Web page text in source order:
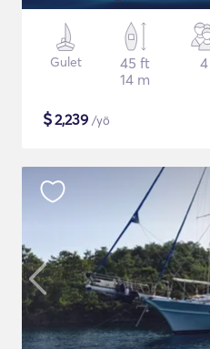
Gulet
45 ft
14 m
4
$2,239 /yö